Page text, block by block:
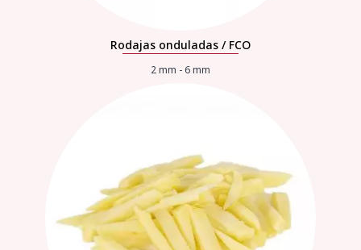
Rodajas onduladas / FCO
2 mm - 6 mm